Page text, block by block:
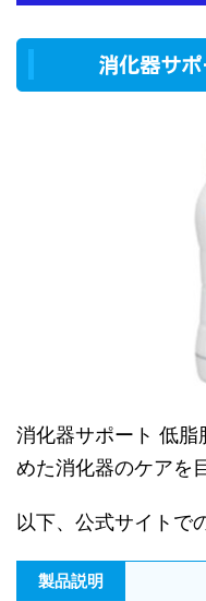
消化器サ
消化器サポート 低脂
めた消化器のケアを
以下、公式サイトで
製品説明